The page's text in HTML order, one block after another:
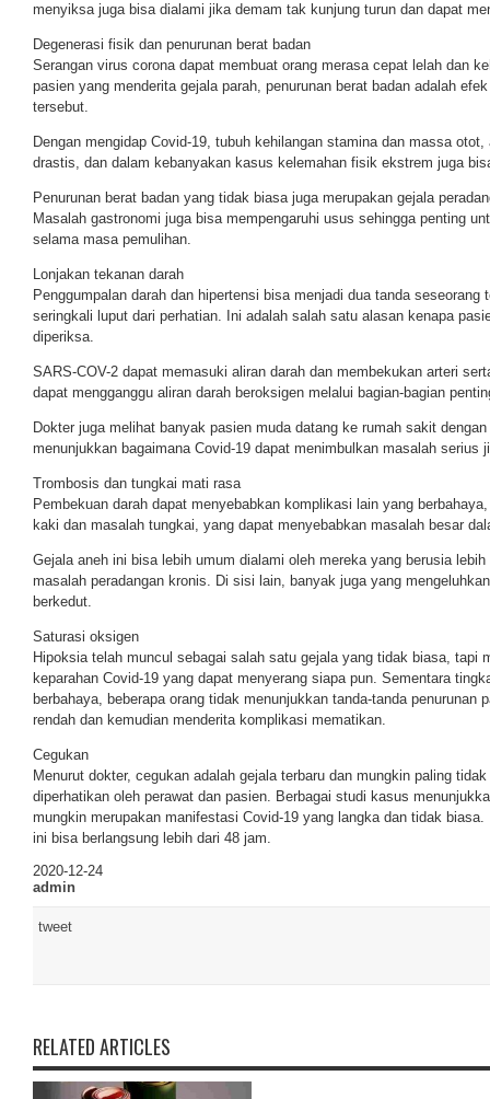
menyiksa juga bisa dialami jika demam tak kunjung turun dan dapat
Degenerasi fisik dan penurunan berat badan
Serangan virus corona dapat membuat orang merasa cepat lelah dan
pasien yang menderita gejala parah, penurunan berat badan adalah
tersebut.
Dengan mengidap Covid-19, tubuh kehilangan stamina dan massa
drastis, dan dalam kebanyakan kasus kelemahan fisik ekstrem juga
Penurunan berat badan yang tidak biasa juga merupakan gejala
Masalah gastronomi juga bisa mempengaruhi usus sehingga penting
selama masa pemulihan.
Lonjakan tekanan darah
Penggumpalan darah dan hipertensi bisa menjadi dua tanda seseorang
seringkali luput dari perhatian. Ini adalah salah satu alasan kenapa
diperiksa.
SARS-COV-2 dapat memasuki aliran darah dan membekukan arteri
dapat mengganggu aliran darah beroksigen melalui bagian-bagian
Dokter juga melihat banyak pasien muda datang ke rumah sakit
menunjukkan bagaimana Covid-19 dapat menimbulkan masalah serius
Trombosis dan tungkai mati rasa
Pembekuan darah dapat menyebabkan komplikasi lain yang
kaki dan masalah tungkai, yang dapat menyebabkan masalah besar
Gejala aneh ini bisa lebih umum dialami oleh mereka yang berusia
masalah peradangan kronis. Di sisi lain, banyak juga yang
berkedut.
Saturasi oksigen
Hipoksia telah muncul sebagai salah satu gejala yang tidak biasa, tapi
keparahan Covid-19 yang dapat menyerang siapa pun. Sementara
berbahaya, beberapa orang tidak menunjukkan tanda-tanda penurunan
rendah dan kemudian menderita komplikasi mematikan.
Cegukan
Menurut dokter, cegukan adalah gejala terbaru dan mungkin paling
diperhatikan oleh perawat dan pasien. Berbagai studi kasus
mungkin merupakan manifestasi Covid-19 yang langka dan tidak
ini bisa berlangsung lebih dari 48 jam.
2020-12-24
admin
tweet
RELATED ARTICLES